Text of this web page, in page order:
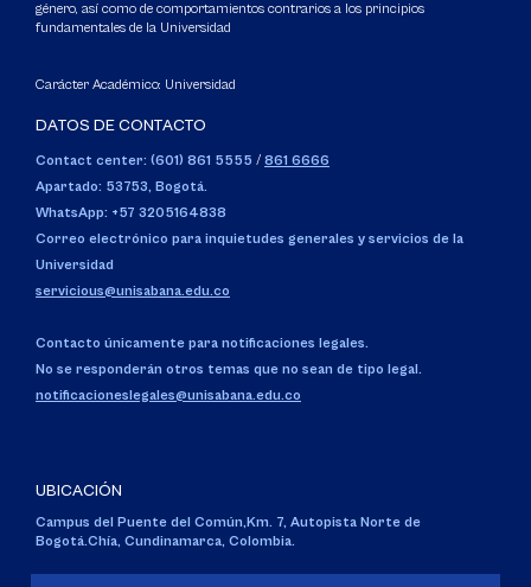
género, así como de comportamientos contrarios a los principios
fundamentales de la Universidad
Carácter Académico: Universidad
DATOS DE CONTACTO
Contact center: (601) 861 5555 / 861 6666
Apartado: 53753, Bogotá.
WhatsApp: +57 3205164838
Correo electrónico para inquietudes generales y servicios de la
Universidad
servicious@unisabana.edu.co
Contacto únicamente para notificaciones legales.
No se responderán otros temas que no sean de tipo legal.
notificacioneslegales@unisabana.edu.co
UBICACIÓN
Campus del Puente del Común,Km. 7, Autopista Norte de
Bogotá.Chía, Cundinamarca, Colombia.